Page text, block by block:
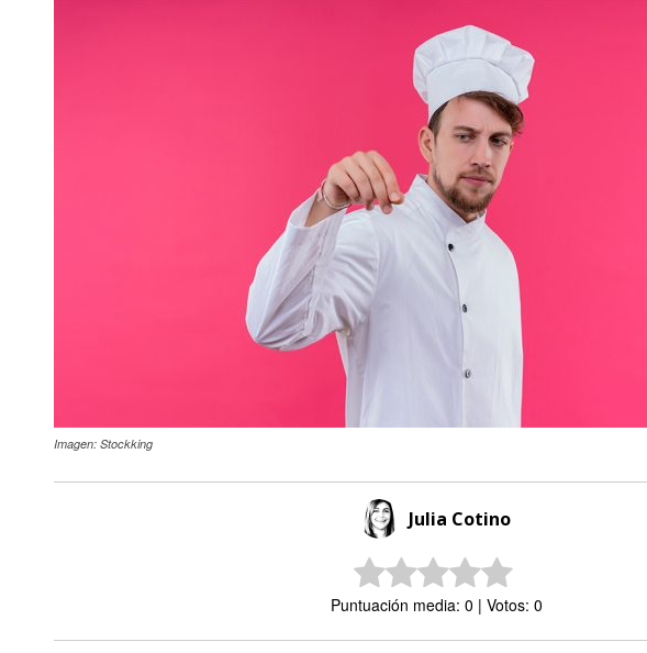
Imagen: Stockking
Julia Cotino
Puntuación media: 0 | Votos: 0